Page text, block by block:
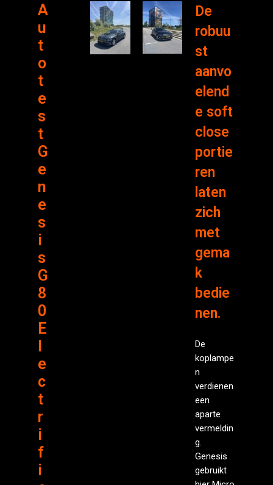
A
u
t
o
t
e
s
t
G
e
n
e
s
i
s
G
8
0
E
l
e
c
t
r
i
f
i
De
robuu
st
aanvo
elend
e soft
close
portie
ren
laten
zich
met
gema
k
bedie
nen.
De
koplampe
n
verdienen
een
aparte
vermeldin
g.
Genesis
gebruikt